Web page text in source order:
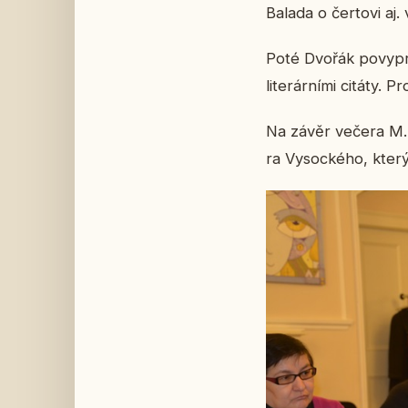
Balada o čer­to­vi aj.
Poté Dvořák
li­te­rár­ní­mi citáty.
Na závěr večera
ra Vy­soc­ké­ho,